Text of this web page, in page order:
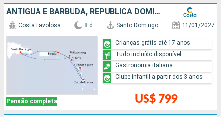
ANTIGUA E BARBUDA, REPUBLICA DOMINICANA
Pensão completa
Costa Favolosa 8 d Santo Domingo 11/01/2027
US$ 799
Crianças grátis até 17 anos
Tudo incluído disponível
Gastronomia italiana
Clube infantil a partir dos 3 anos